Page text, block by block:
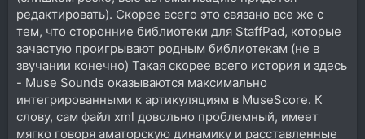
редактировать). Скорее всего это связано все же с
тем, что сторонние библиотеки для StaffPad, которые
зачастую проигрывают родным библиотекам (не в
звучании конечно) Такая скорее всего история и здесь
- Muse Sounds оказываются максимально
интегрированными к артикуляциям в MuseScore. К
слову, сам файл xml довольно проблемный, имеет
мягко говоря аматорскую динамику и расставленные